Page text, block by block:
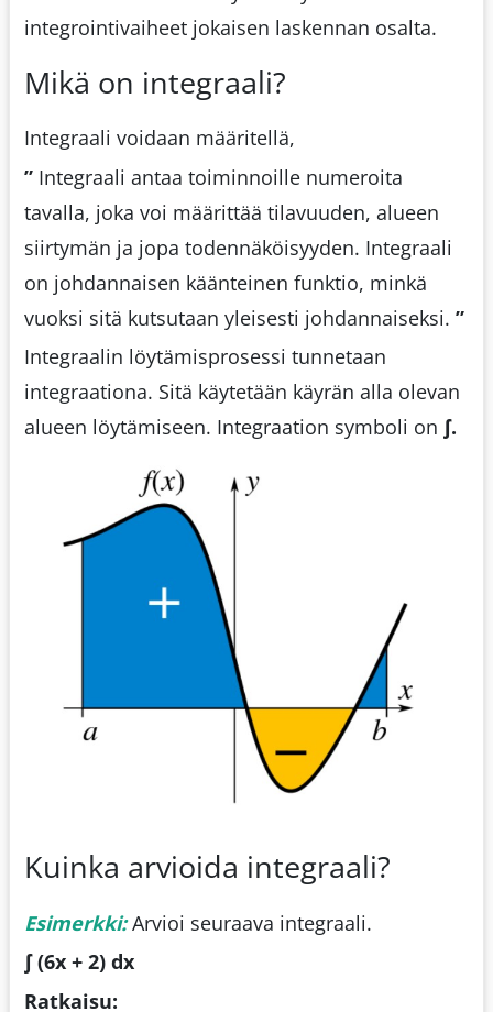
integrointivaiheet jokaisen laskennan osalta.
Mikä on integraali?
Integraali voidaan määritellä,
” Integraali antaa toiminnoille numeroita
tavalla, joka voi määrittää tilavuuden, alueen
siirtymän ja jopa todennäköisyyden. Integraali
on johdannaisen käänteinen funktio, minkä
vuoksi sitä kutsutaan yleisesti johdannaiseksi. ”
Integraalin löytämisprosessi tunnetaan
integraationa. Sitä käytetään käyrän alla olevan
alueen löytämiseen. Integraation symboli on ∫.
Kuinka arvioida integraali?
Esimerkki:Arvioi seuraava integraali.
∫ (6x + 2) dx
Ratkaisu: